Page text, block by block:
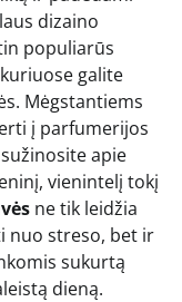
dizaino
populiarūs
galite
Mėgstantiems
į parfumerijos
apie
vienintelį tokį
ne tik leidžia
nuo streso, bet ir
sukurtą
dieną.